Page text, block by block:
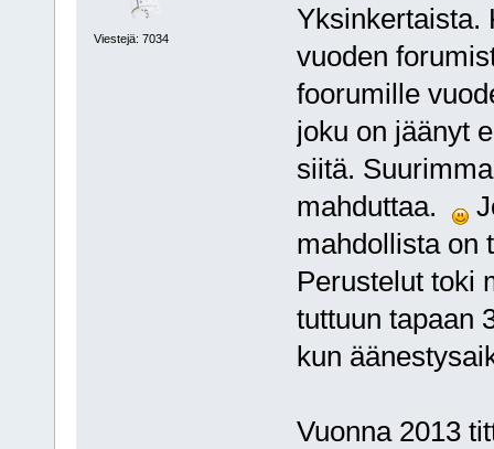
Viestejä: 7034
Yksinkertaista.
vuoden
foorumille
joku on jäänyt
siitä.
mahduttaa.
mahdollista on
Perustelut toki
tuttuun tapaan
kun
Vuonna 2013